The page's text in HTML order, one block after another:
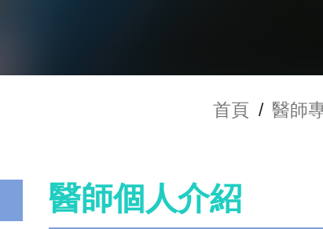
首頁 / 醫師
醫師個人介紹